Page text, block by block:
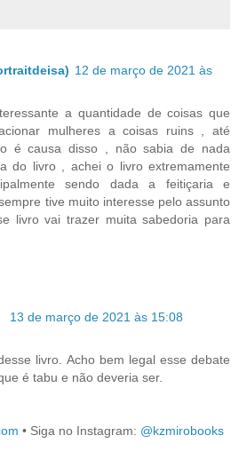
12 de março de 2021 às
a quantidade de coisas que
mulheres a coisas ruins , até
é causa disso , não sabia de nada
do livro , achei o livro extremamente
sendo dada a feitiçaria e
tive muito interesse pelo assunto
livro vai trazer muita sabedoria para
13 de março de 2021 às 15:08
livro. Acho bem legal esse debate
é tabu e não deveria ser.
• Siga no Instagram: @kzmirobooks